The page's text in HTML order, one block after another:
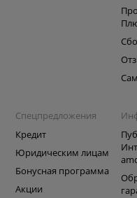
Спецпредложения
Кредит
Юридическим лицам
Бонусная программа
Акции